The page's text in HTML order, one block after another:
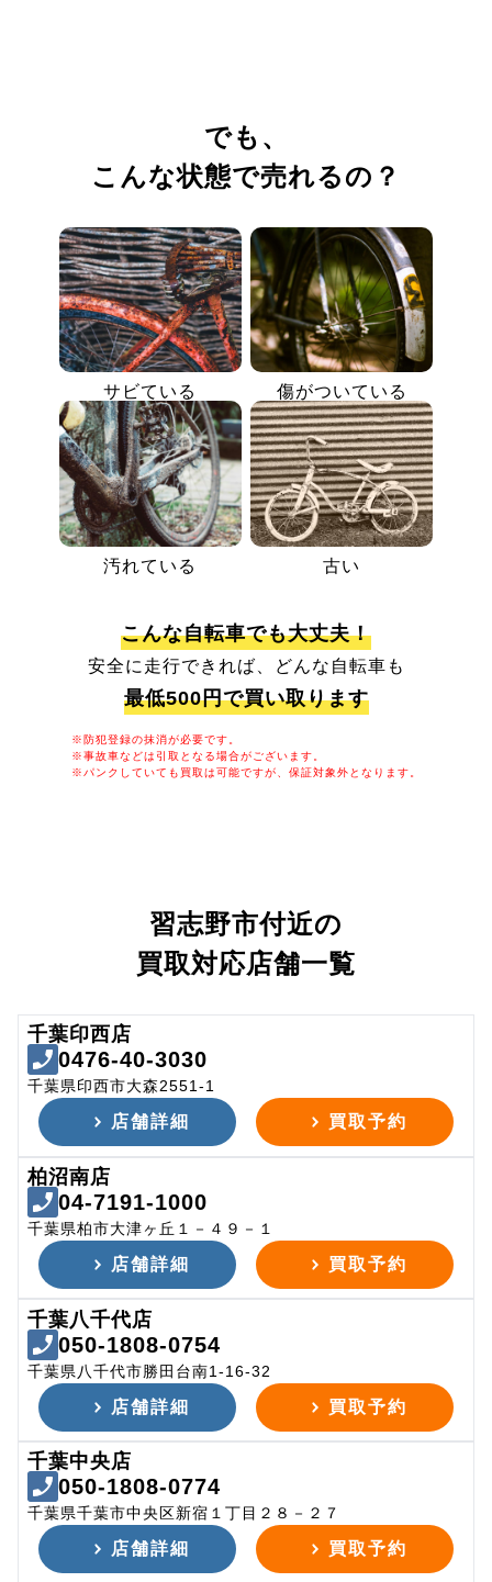
でも、
こんな状態で売れるの？
サビている 傷がついている
汚れている 古い
こんな自転車でも大丈夫！
安全に走行できれば、どんな自転車も
最低500円で買い取ります
※防犯登録の抹消が必要です。
※事故車などは引取となる場合がございます。
※パンクしていても買取は可能ですが、保証対象外となります。
習志野市付近の
買取対応店舗一覧
千葉印西店
0476-40-3030
千葉県印西市大森2551-1
店舗詳細 買取予約
柏沼南店
04-7191-1000
千葉県柏市大津ヶ丘１－４９－１
店舗詳細 買取予約
千葉八千代店
050-1808-0754
千葉県八千代市勝田台南1-16-32
店舗詳細 買取予約
千葉中央店
050-1808-0774
千葉県千葉市中央区新宿１丁目２８－２７
店舗詳細 買取予約